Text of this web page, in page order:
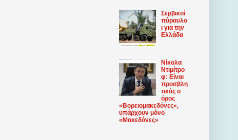
Σερβικοί
πύραυλο
ι για την
Ελλάδα
Νίκολα
Ντιμίτρο
φ: Είναι
προσβλη
τικός ο
όρος
«Βορειομακεδόνες»,
υπάρχουν μόνο
«Μακεδόνες»